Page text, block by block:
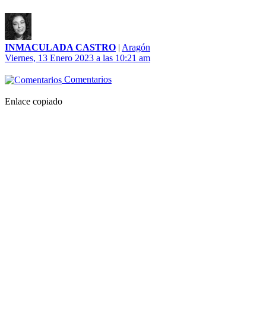
INMACULADA CASTRO | Aragón
Viernes, 13 Enero 2023 a las 10:21 am
Comentarios
Enlace copiado